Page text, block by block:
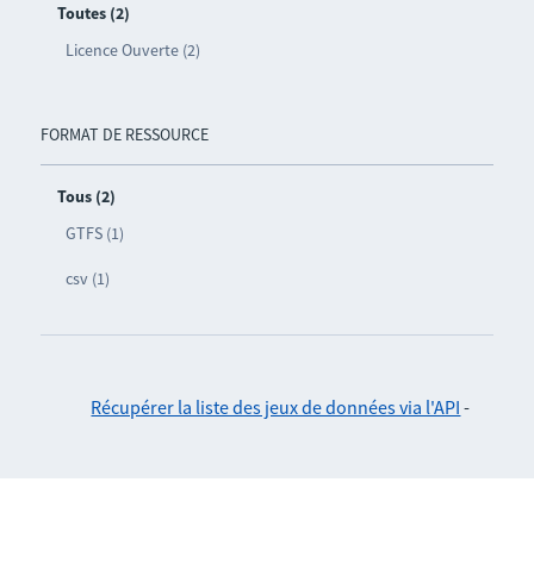
Toutes (2)
Licence Ouverte (2)
FORMAT DE RESSOURCE
Tous (2)
GTFS (1)
csv (1)
Récupérer la liste des jeux de données via l'API -